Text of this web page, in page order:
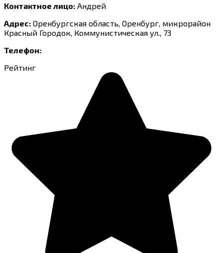
Контактное лицо: Андрей
Адрес: Оренбургская область, Оренбург, микрорайон
Красный Городок, Коммунистическая ул., 73
Телефон:
Рейтинг